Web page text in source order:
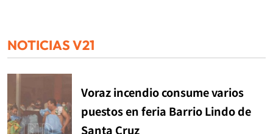
NOTICIAS V21
Voraz incendio consume varios
puestos en feria Barrio Lindo de
Santa Cruz